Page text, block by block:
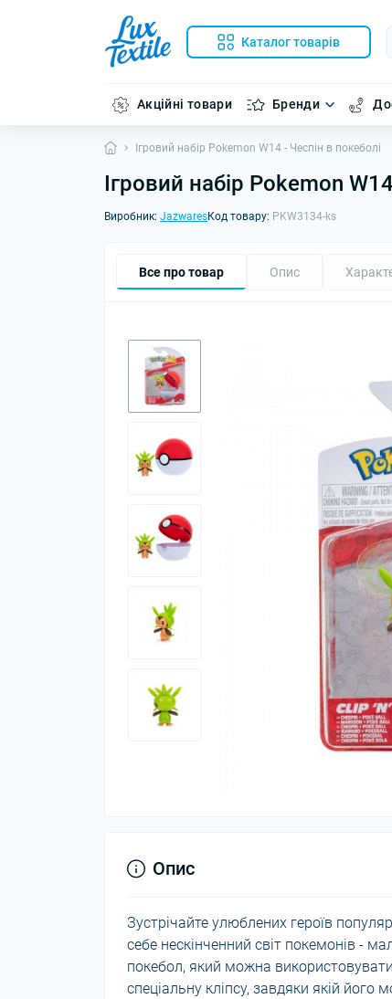
Каталог товарів
Акційні товари Бренди
Ігровий набір Pokemon W14 - Чеспін в покеболі
Ігровий набір Pokemon
Виробник: JazwaresКод товару: PKW3134-ks
Все про товар Опис
Опис
Зустрічайте улюблених героїв
себе нескінченний світ покемонів -
покебол, який можна
спеціальну кліпсу, завдяки якій